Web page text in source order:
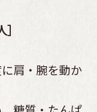
肩・腕を動か